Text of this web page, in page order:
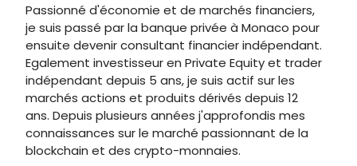
Passionné d'économie et de marchés financiers,
je suis passé par la banque privée à Monaco pour
ensuite devenir consultant financier indépendant.
Egalement investisseur en Private Equity et trader
indépendant depuis 5 ans, je suis actif sur les
marchés actions et produits dérivés depuis 12
ans. Depuis plusieurs années j'approfondis mes
connaissances sur le marché passionnant de la
blockchain et des crypto-monnaies.